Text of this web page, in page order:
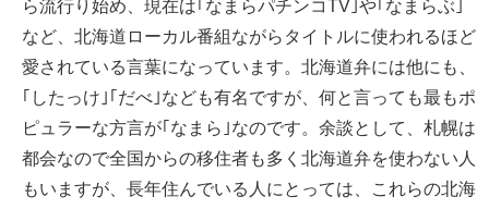
ら流行り始め、現在は｢なまらパチンコTV｣や｢なまらぶ｣
など、北海道ローカル番組ながらタイトルに使われるほど
愛されている言葉になっています。北海道弁には他にも、
｢したっけ｣｢だべ｣なども有名ですが、何と言っても最もポ
ピュラーな方言が｢なまら｣なのです。余談として、札幌は
都会なので全国からの移住者も多く北海道弁を使わない人
もいますが、長年住んでいる人にとっては、これらの北海